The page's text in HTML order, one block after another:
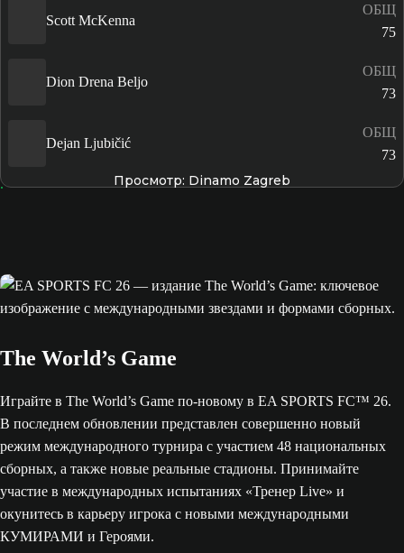
Scott McKenna
ОБЩ
75
Dion Drena Beljo
ОБЩ
73
Dejan Ljubičić
ОБЩ
73
Просмотр: Dinamo Zagreb
The World’s Game
Играйте в The World’s Game по-новому в EA SPORTS FC™ 26.
В последнем обновлении представлен совершенно новый
режим международного турнира с участием 48 национальных
сборных, а также новые реальные стадионы. Принимайте
участие в международных испытаниях «Тренер Live» и
окунитесь в карьеру игрока с новыми международными
КУМИРАМИ и Героями.